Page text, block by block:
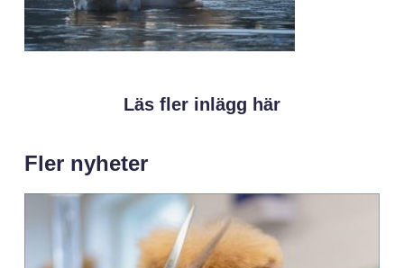
Läs fler inlägg här
Fler nyheter